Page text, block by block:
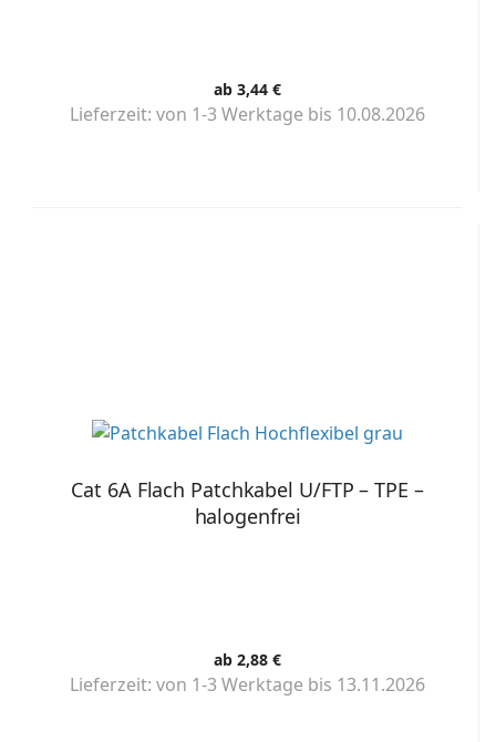
ab 3,44 €
Lieferzeit: von 1-3 Werktage bis 10.08.2026
Cat 6A Flach Patchkabel U/FTP – TPE –
halogenfrei
ab 2,88 €
Lieferzeit: von 1-3 Werktage bis 13.11.2026